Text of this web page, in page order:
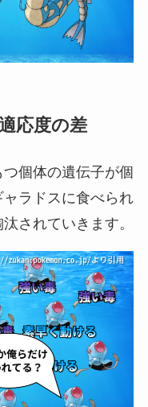
応度の差
個体の遺伝子が個
ラドスに食べられ
されていきます。